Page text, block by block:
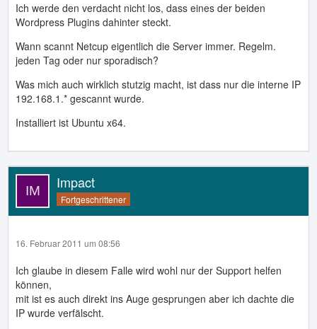
Ich werde den verdacht nicht los, dass eines der beiden
Wordpress Plugins dahinter steckt.
Wann scannt Netcup eigentlich die Server immer. Regelm.
jeden Tag oder nur sporadisch?
Was mich auch wirklich stutzig macht, ist dass nur die interne IP
192.168.1.* gescannt wurde.
Installiert ist Ubuntu x64.
Impact
Fortgeschrittener
16. Februar 2011 um 08:56
Ich glaube in diesem Falle wird wohl nur der Support helfen
können,
mit ist es auch direkt ins Auge gesprungen aber ich dachte die
IP wurde verfälscht.